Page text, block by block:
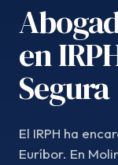
en
Segura
El IRPH ha
Euríbor. En